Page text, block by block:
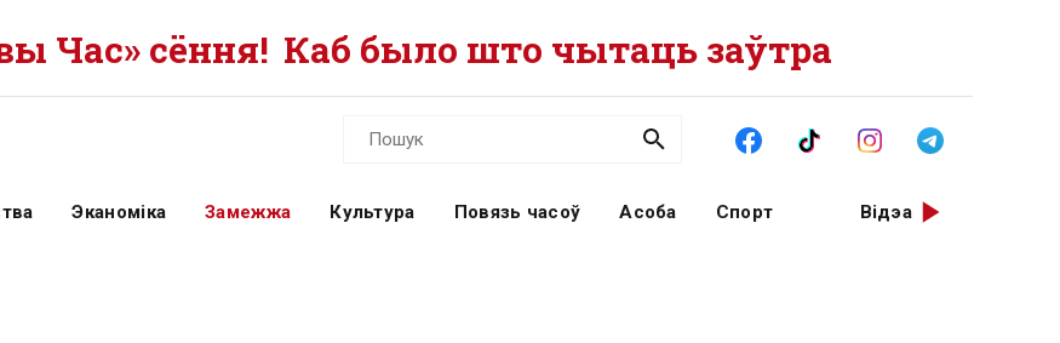
Час» сёння! Каб было што чытаць заўтра
Эканоміка Замежжа Культура Повязь часоў Асоба Спорт Відэа